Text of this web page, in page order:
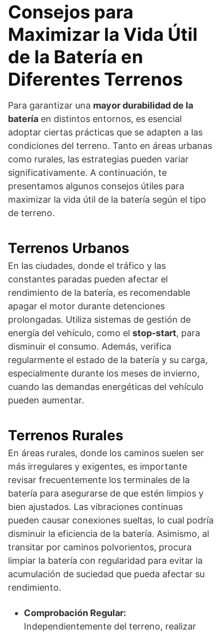
Consejos para
Maximizar la Vida Útil
de la Batería en
Diferentes Terrenos
Para garantizar una mayor durabilidad de la
batería en distintos entornos, es esencial
adoptar ciertas prácticas que se adapten a las
condiciones del terreno. Tanto en áreas urbanas
como rurales, las estrategias pueden variar
significativamente. A continuación, te
presentamos algunos consejos útiles para
maximizar la vida útil de la batería según el tipo
de terreno.
Terrenos Urbanos
En las ciudades, donde el tráfico y las
constantes paradas pueden afectar el
rendimiento de la batería, es recomendable
apagar el motor durante detenciones
prolongadas. Utiliza sistemas de gestión de
energía del vehículo, como el stop-start, para
disminuir el consumo. Además, verifica
regularmente el estado de la batería y su carga,
especialmente durante los meses de invierno,
cuando las demandas energéticas del vehículo
pueden aumentar.
Terrenos Rurales
En áreas rurales, donde los caminos suelen ser
más irregulares y exigentes, es importante
revisar frecuentemente los terminales de la
batería para asegurarse de que estén limpios y
bien ajustados. Las vibraciones continuas
pueden causar conexiones sueltas, lo cual podría
disminuir la eficiencia de la batería. Asimismo, al
transitar por caminos polvorientos, procura
limpiar la batería con regularidad para evitar la
acumulación de suciedad que pueda afectar su
rendimiento.
Comprobación Regular:
Independientemente del terreno, realizar